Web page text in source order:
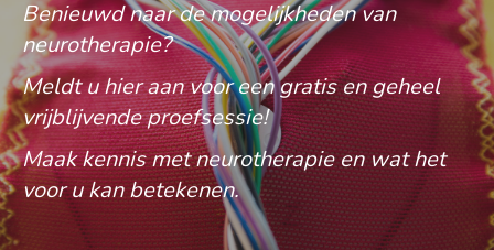
Benieuwd naar de mogelijkheden van
neurotherapie?
Meldt u hier aan voor een gratis en geheel
vrijblijvende proefsessie!
Maak kennis met neurotherapie en wat het
voor u kan betekenen.